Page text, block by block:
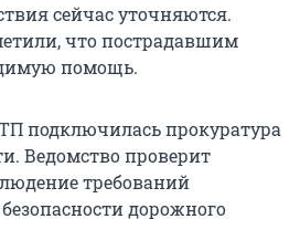
сейчас уточняются.
что пострадавшим
помощь.
подключилась прокуратура
Ведомство проверит
требований
дорожного